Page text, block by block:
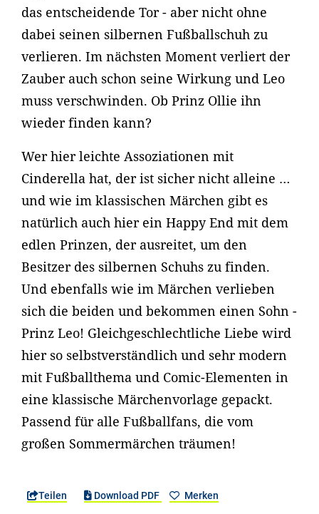
das entscheidende Tor - aber nicht ohne
dabei seinen silbernen Fußballschuh zu
verlieren. Im nächsten Moment verliert der
Zauber auch schon seine Wirkung und Leo
muss verschwinden. Ob Prinz Ollie ihn
wieder finden kann?
Wer hier leichte Assoziationen mit
Cinderella hat, der ist sicher nicht alleine …
und wie im klassischen Märchen gibt es
natürlich auch hier ein Happy End mit dem
edlen Prinzen, der ausreitet, um den
Besitzer des silbernen Schuhs zu finden.
Und ebenfalls wie im Märchen verlieben
sich die beiden und bekommen einen Sohn -
Prinz Leo! Gleichgeschlechtliche Liebe wird
hier so selbstverständlich und sehr modern
mit Fußballthema und Comic-Elementen in
eine klassische Märchenvorlage gepackt.
Passend für alle Fußballfans, die vom
großen Sommermärchen träumen!
Teilen Download PDF Merken